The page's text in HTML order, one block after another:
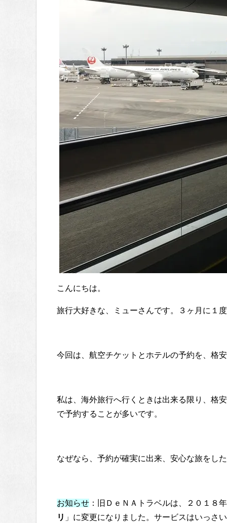
こんにちは。
旅行大好きな、ミューさんです。３ヶ月に１
今回は、航空チケットとホテルの予約を、格
私は、海外旅行へ行くときは出来る限り、格
で予約することが多いです。
なぜなら、予約が確実に出来、安心な旅をし
お知らせ ：旧ＤｅＮＡトラベルは、２０１８
リ 」に変更になりました。サービスはいっさ